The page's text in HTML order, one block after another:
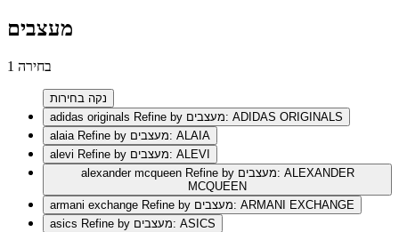
מעצבים
1 בחירה
נקה בחירות
adidas originals
Refine by מעצבים: ADIDAS ORIGINALS
alaia
Refine by מעצבים: ALAIA
alevi
Refine by מעצבים: ALEVI
alexander mcqueen Refine by מעצבים: ALEXANDER
MCQUEEN
armani exchange
Refine by מעצבים: ARMANI EXCHANGE
asics
Refine by מעצבים: ASICS